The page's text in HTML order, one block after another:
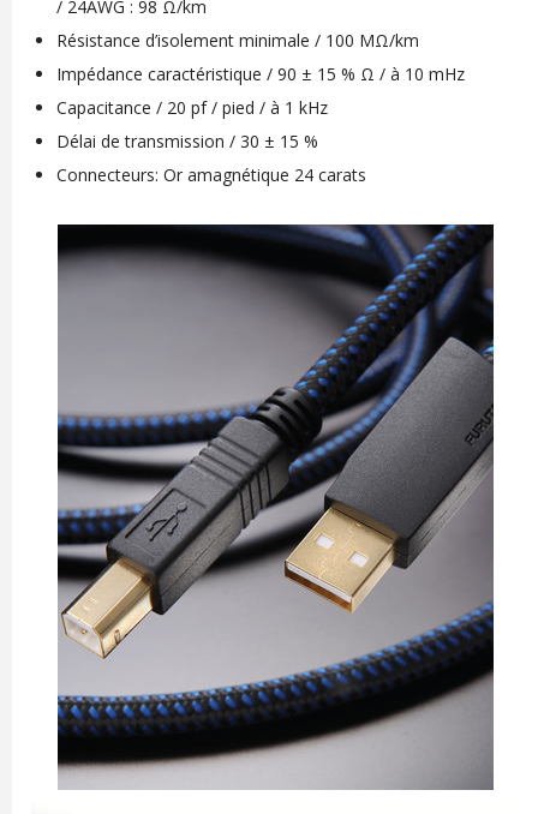
/ 24AWG : 98 Ω/km
Résistance d’isolement minimale / 100 MΩ/km
Impédance caractéristique / 90 ± 15 % Ω / à 10 mHz
Capacitance / 20 pf / pied / à 1 kHz
Délai de transmission / 30 ± 15 %
Connecteurs: Or amagnétique 24 carats